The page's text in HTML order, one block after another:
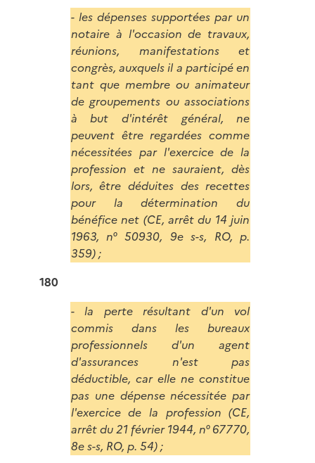
- les dépenses supportées par un
notaire à l'occasion de travaux,
réunions, manifestations et
congrès, auxquels il a participé en
tant que membre ou animateur
de groupements ou associations
à but d'intérêt général, ne
peuvent être regardées comme
nécessitées par l'exercice de la
profession et ne sauraient, dès
lors, être déduites des recettes
pour la détermination du
bénéfice net (CE, arrêt du 14 juin
1963, n° 50930, 9e s-s, RO, p.
359) ;
180
- la perte résultant d'un vol
commis dans les bureaux
professionnels d'un agent
d'assurances n'est pas
déductible, car elle ne constitue
pas une dépense nécessitée par
l'exercice de la profession (CE,
arrêt du 21 février 1944, n° 67770,
8e s-s, RO, p. 54) ;